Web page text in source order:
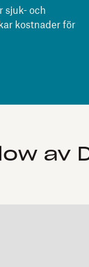
sjuk- och
kostnader för
av